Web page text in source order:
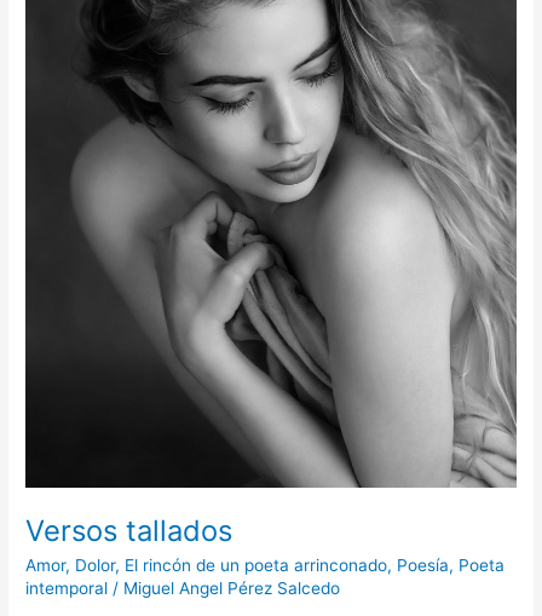
Versos tallados
Amor, Dolor, El rincón de un poeta arrinconado, Poesía, Poeta
intemporal / Miguel Angel Pérez Salcedo